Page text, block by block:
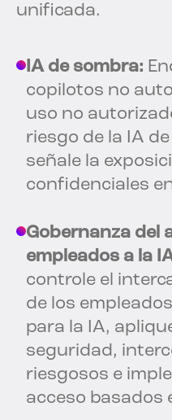
unificada.
IA de sombra:
copilotos no
uso no
riesgo de la IA
señale la
confidenciales
Gobernanza del
empleados a la
controle el
de los
para la IA,
seguridad,
riesgosos e
acceso basados